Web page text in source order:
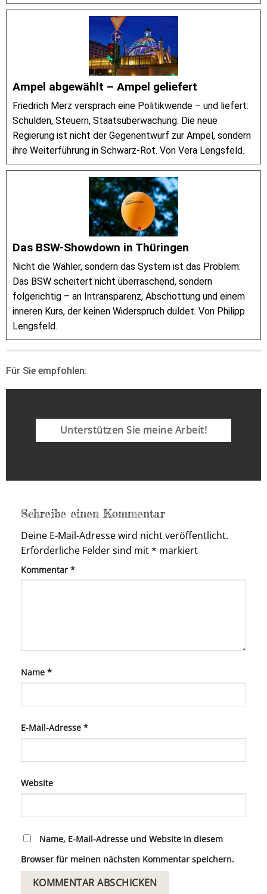
Ampel abgewählt – Ampel geliefert
Friedrich Merz versprach eine Politikwende – und liefert:
Schulden, Steuern, Staatsüberwachung. Die neue
Regierung ist nicht der Gegenentwurf zur Ampel, sondern
ihre Weiterführung in Schwarz-Rot. Von Vera Lengsfeld.
Das BSW-Showdown in Thüringen
Nicht die Wähler, sondern das System ist das Problem:
Das BSW scheitert nicht überraschend, sondern
folgerichtig – an Intransparenz, Abschottung und einem
inneren Kurs, der keinen Widerspruch duldet. Von Philipp
Lengsfeld.
Für Sie empfohlen:
Unterstützen Sie meine Arbeit!
Schreibe einen Kommentar
Deine E-Mail-Adresse wird nicht veröffentlicht.
Erforderliche Felder sind mit* markiert
Kommentar *
Name *
E-Mail-Adresse *
Website
Name, E-Mail-Adresse und Website in diesem
Browser für meinen nächsten Kommentar speichern.